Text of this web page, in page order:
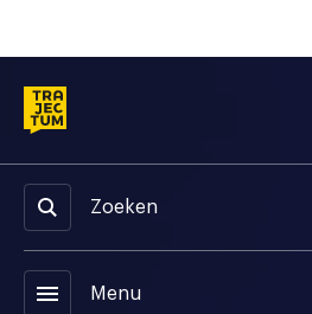
Zoeken
menu Menu